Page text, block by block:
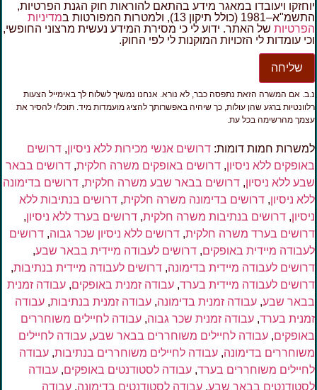
ויעובדו במאגר מידע בהתאם להוראות חוק הגנת הפרטיות,
(כולל תיקון 13), ולמטרות המפורטות ב
מדיניות
של האתר. ידוע לי כי מסירת המידע נעשית מרצוני החופשי,
עומדות לי הזכויות המוקנות לי לפי החוק.
שליחה
אם המשרה הזאת נתפסה כבר, לא נורא. אנחנו נמשיך לשלוח לך באימייל הצעות
ברגע שהן עולות, כך שיהיה באפשרותך להציג מועמדות מיד. תוכל/י להסיר את
מהרשימה בכל עת.
חמות דומות:דרושים אנשי מכירות ללא ניסיון,דרושים
ללא ניסיון,דרושים באופקים משרה חלקית,דרושים בבאר
ללא ניסיון,דרושים בבאר שבע משרה חלקית,דרושים בדימונה
ניסיון,דרושים בדימונה משרה חלקית,דרושים בנתיבות ללא
,דרושים בנתיבות משרה חלקית,דרושים בערד ללא ניסיון,
בערד משרה חלקית,דרושים ללא ניסיון שכר גבוה,דרושים
מיידית באופקים,דרושים לעבודה מיידית בבאר שבע,
לעבודה מיידית בדימונה,דרושים לעבודה מיידית בנתיבות,
לעבודה מיידית בערד,עבודה זמנית באופקים,עבודה זמנית
שבע,עבודה זמנית בדימונה,עבודה זמנית בנתיבות,עבודה
בערד,עבודה זמנית שכר גבוה,עבודה לחיילים משוחררים
,עבודה לחיילים משוחררים בבאר שבע,עבודה לחיילים
בדימונה,עבודה לחיילים משוחררים בנתיבות,עבודה
משוחררים בערד,עבודה לסטודנטים באופקים,עבודה
בבאר שבע,עבודה לסטודנטים בדימונה,עבודה